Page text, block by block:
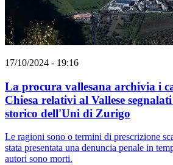
17/10/2024 - 19:16
La procura vallesana archivia i
Chiesa relativi al Vallese
storico dell'Uni di Zurigo
Le ragioni sono o termini di prescrizione
stata presentata una denuncia penale in
autori sono morti.